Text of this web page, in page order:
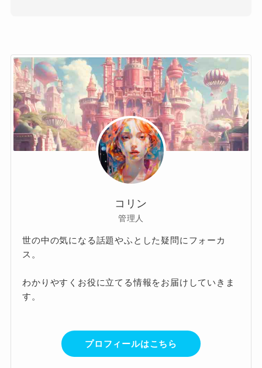
コリン
管理人
世の中の気になる話題やふとした疑問にフォーカ
ス。
わかりやすくお役に立てる情報をお届けしていきま
す。
プロフィールはこちら